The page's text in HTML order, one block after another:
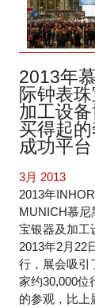
2013年
际钟表
加工设
买得起
成功平台
3月 2013
2013年
MUNICH慕尼
宝银器及加工
2013年2月22
行，展会吸引
家约30,000位
的参观，比上